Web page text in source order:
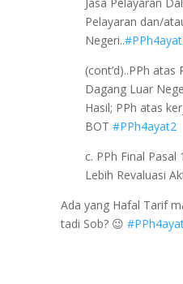
Pelayaran dan/
Negeri..
(cont’d)..PPh
Dagang Luar
Hasil; PPh atas
BOT #PPh4ayat2
c. PPh Final Pasal
Lebih Revaluasi
Ada yang Hafal Tarif
tadi Sob? 😉